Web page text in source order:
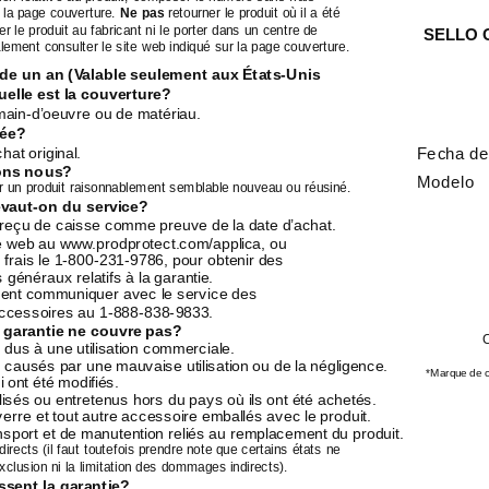
page couverture. Ne pasretourner le produit où il a été
le produit au fabricant ni le porter dans un centre de
consulter le site web indiqué sur la page couverture.
un an (Valable seulement aux États-Unis
est la couverture?
d’oeuvre ou de matériau.
original.
nous?
un produit raisonnablement semblable nouveau ou réusiné.
on du service?
de caisse comme preuve de la date d’achat.
web au www.prodprotect.com/applica, ou
frais le 1-800-231-9786, pour obtenir des
généraux relatifs à la garantie.
communiquer avec le service des
au 1-888-838-9833.
ne couvre pas?
à une utilisation commerciale.
par une mauvaise utilisation ou de la négligence.
été modifiés.
ou entretenus hors du pays où ils ont été achetés.
et tout autre accessoire emballés avec le produit.
et de manutention reliés au remplacement du produit.
(il faut toutefois prendre note que certains états ne
ni la limitation des dommages indirects).
la garantie?
SELLO
Fecha
Modelo
*Marque de